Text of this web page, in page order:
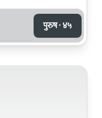
पुरुष · ४५